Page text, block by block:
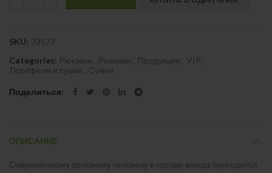
SKU: 73577
Categories: Рюкзаки Рюкзаки Продукция VIP
Портфели и сумки
Сумки
Поделиться
ОПИСАНИЕ
Современному деловому человеку в городе всегда пригодится